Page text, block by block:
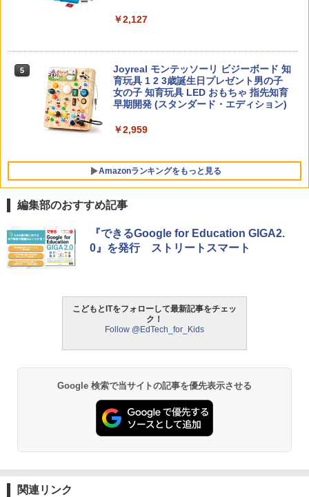
す
￥2,750
￥2,127
5
Joyreal モンテッソーリ ビジーボード 知
育玩具 1 2 3歳誕生日プレゼント男の子
女の子 知育玩具 LED おもちゃ 指先知育
早期開発 (スタンダード・エディション)
￥2,959
Amazonランキングをもっと見る
1
タッチペンで音が聞ける!はじめてずかん
1000 英語つき ([バラエティ])
中学英語をもう一度ひとつひとつわかり
やすく。改訂版
仮面ライダー 改造人間 限定ケース版
1
ThinkFun ボードゲーム 「サーキット・
メイズ」 配線回路をプログラミングする
日本語説明書付 8歳~ 76341 誕生日 クリ
￥1,980
物理実験モデル楽器電磁気教材を教える
Galtonplatteの物理的な機器
編集部のおすすめ記事
『できるGoogle for Education GIGA2.
0』を発行 ストリートスマート
こどもとITをフォローして最新記事をチェッ
ク！
Follow @EdTech_for_Kids
Google 検索で当サイトの記事を優先表示させる
関連リンク